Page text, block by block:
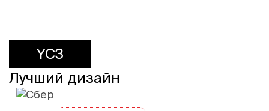
YC3
Лучший дизайн